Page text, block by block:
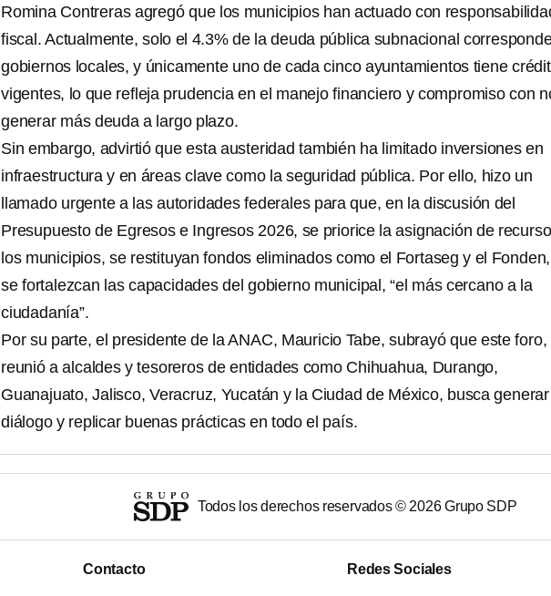
Romina Contreras agregó que los municipios han actuado con
fiscal. Actualmente, solo el 4.3% de la deuda pública subnacional
gobiernos locales, y únicamente uno de cada cinco ayuntamientos tiene
vigentes, lo que refleja prudencia en el manejo financiero y compromiso con
generar más deuda a largo plazo.
Sin embargo, advirtió que esta austeridad también ha limitado inversiones en
infraestructura y en áreas clave como la seguridad pública. Por ello, hizo un
llamado urgente a las autoridades federales para que, en la discusión del
Presupuesto de Egresos e Ingresos 2026, se priorice la asignación de
los municipios, se restituyan fondos eliminados como el Fortaseg y el
se fortalezcan las capacidades del gobierno municipal, “el más cercano a la
ciudadanía”.
Por su parte, el presidente de la ANAC, Mauricio Tabe, subrayó que este foro,
reunió a alcaldes y tesoreros de entidades como Chihuahua, Durango,
Guanajuato, Jalisco, Veracruz, Yucatán y la Ciudad de México, busca generar
diálogo y replicar buenas prácticas en todo el país.
Todos los derechos reservados © 2026Grupo SDP
Contacto Redes Sociales